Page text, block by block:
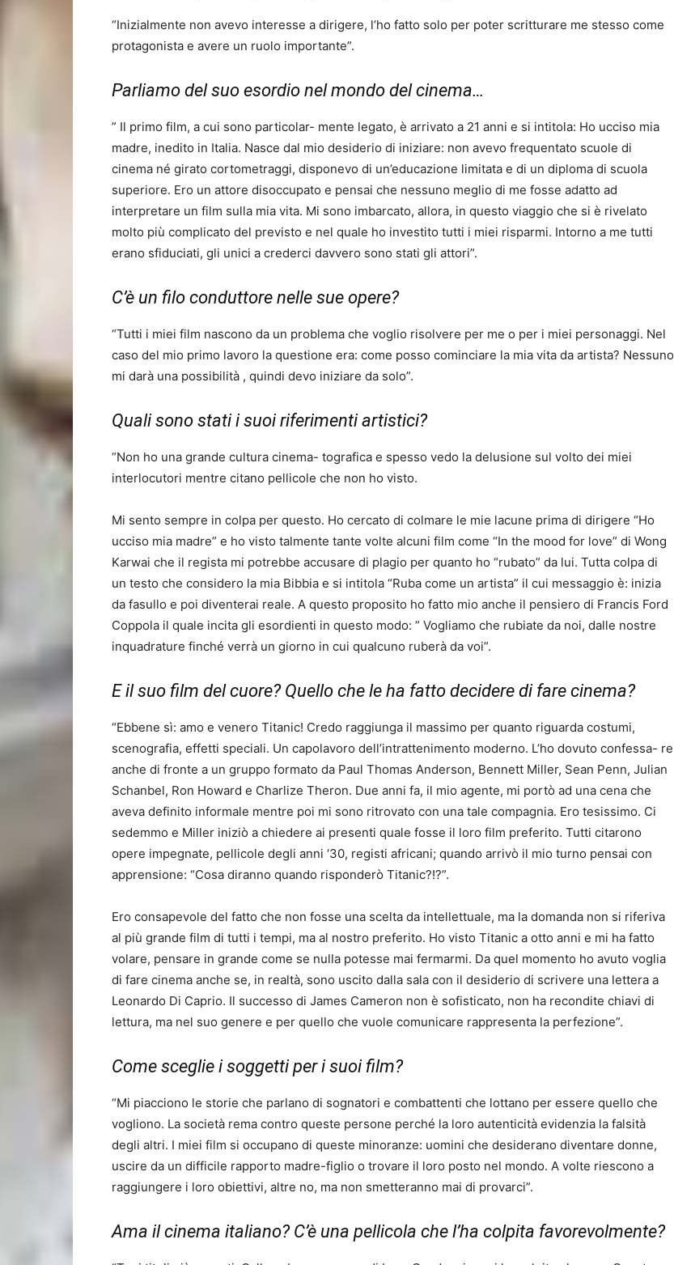
“Inizialmente non avevo interesse a dirigere, l’ho fatto solo per poter scritturare me stesso come
protagonista e avere un ruolo importante”.
Parliamo del suo esordio nel mondo del cinema…
” Il primo film, a cui sono particolar- mente legato, è arrivato a 21 anni e si intitola: Ho ucciso mia
madre, inedito in Italia. Nasce dal mio desiderio di iniziare: non avevo frequentato scuole di
cinema né girato cortometraggi, disponevo di un’educazione limitata e di un diploma di scuola
superiore. Ero un attore disoccupato e pensai che nessuno meglio di me fosse adatto ad
interpretare un film sulla mia vita. Mi sono imbarcato, allora, in questo viaggio che si è rivelato
molto più complicato del previsto e nel quale ho investito tutti i miei risparmi. Intorno a me tutti
erano sfiduciati, gli unici a crederci davvero sono stati gli attori”.
C’è un filo conduttore nelle sue opere?
“Tutti i miei film nascono da un problema che voglio risolvere per me o per i miei personaggi. Nel
caso del mio primo lavoro la questione era: come posso cominciare la mia vita da artista? Nessuno
mi darà una possibilità , quindi devo iniziare da solo”.
Quali sono stati i suoi riferimenti artistici?
“Non ho una grande cultura cinema- tografica e spesso vedo la delusione sul volto dei miei
interlocutori mentre citano pellicole che non ho visto.
Mi sento sempre in colpa per questo. Ho cercato di colmare le mie lacune prima di dirigere “Ho
ucciso mia madre” e ho visto talmente tante volte alcuni film come “In the mood for love” di Wong
Karwai che il regista mi potrebbe accusare di plagio per quanto ho “rubato” da lui. Tutta colpa di
un testo che considero la mia Bibbia e si intitola “Ruba come un artista” il cui messaggio è: inizia
da fasullo e poi diventerai reale. A questo proposito ho fatto mio anche il pensiero di Francis Ford
Coppola il quale incita gli esordienti in questo modo: ” Vogliamo che rubiate da noi, dalle nostre
inquadrature finché verrà un giorno in cui qualcuno ruberà da voi”.
E il suo film del cuore? Quello che le ha fatto decidere di fare cinema?
“Ebbene sì: amo e venero Titanic! Credo raggiunga il massimo per quanto riguarda costumi,
scenografia, effetti speciali. Un capolavoro dell’intrattenimento moderno. L’ho dovuto confessa- re
anche di fronte a un gruppo formato da Paul Thomas Anderson, Bennett Miller, Sean Penn, Julian
Schanbel, Ron Howard e Charlize Theron. Due anni fa, il mio agente, mi portò ad una cena che
aveva definito informale mentre poi mi sono ritrovato con una tale compagnia. Ero tesissimo. Ci
sedemmo e Miller iniziò a chiedere ai presenti quale fosse il loro film preferito. Tutti citarono
opere impegnate, pellicole degli anni ‘30, registi africani; quando arrivò il mio turno pensai con
apprensione: “Cosa diranno quando risponderò Titanic?!?”.
Ero consapevole del fatto che non fosse una scelta da intellettuale, ma la domanda non si riferiva
al più grande film di tutti i tempi, ma al nostro preferito. Ho visto Titanic a otto anni e mi ha fatto
volare, pensare in grande come se nulla potesse mai fermarmi. Da quel momento ho avuto voglia
di fare cinema anche se, in realtà, sono uscito dalla sala con il desiderio di scrivere una lettera a
Leonardo Di Caprio. Il successo di James Cameron non è sofisticato, non ha recondite chiavi di
lettura, ma nel suo genere e per quello che vuole comunicare rappresenta la perfezione”.
Come sceglie i soggetti per i suoi film?
“Mi piacciono le storie che parlano di sognatori e combattenti che lottano per essere quello che
vogliono. La società rema contro queste persone perché la loro autenticità evidenzia la falsità
degli altri. I miei film si occupano di queste minoranze: uomini che desiderano diventare donne,
uscire da un difficile rapporto madre-figlio o trovare il loro posto nel mondo. A volte riescono a
raggiungere i loro obiettivi, altre no, ma non smetteranno mai di provarci”.
Ama il cinema italiano? C’è una pellicola che l’ha colpita favorevolmente?